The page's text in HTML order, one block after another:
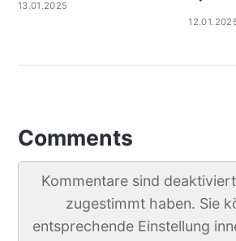
13.01.2025
Comments
Kommentare sind
zugestimmt haben. Sie
entsprechende Einstellung